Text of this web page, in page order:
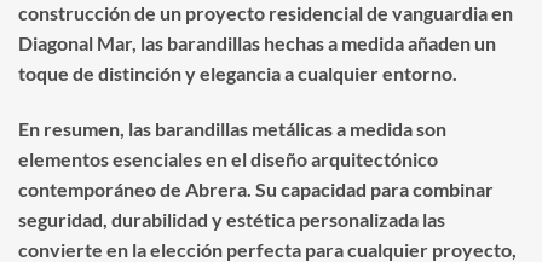
construcción de un proyecto residencial de vanguardia en
Diagonal Mar, las barandillas hechas a medida añaden un
toque de distinción y elegancia a cualquier entorno.
En resumen, las barandillas metálicas a medida son
elementos esenciales en el diseño arquitectónico
contemporáneo de Abrera. Su capacidad para combinar
seguridad, durabilidad y estética personalizada las
convierte en la elección perfecta para cualquier proyecto,